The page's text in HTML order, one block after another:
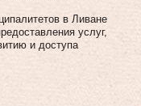
в Ливане
услуг,
и доступа